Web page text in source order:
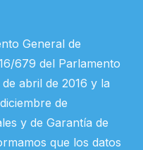
General de
679 del Parlamento
abril de 2016 y la
de
y de Garantía de
que los datos